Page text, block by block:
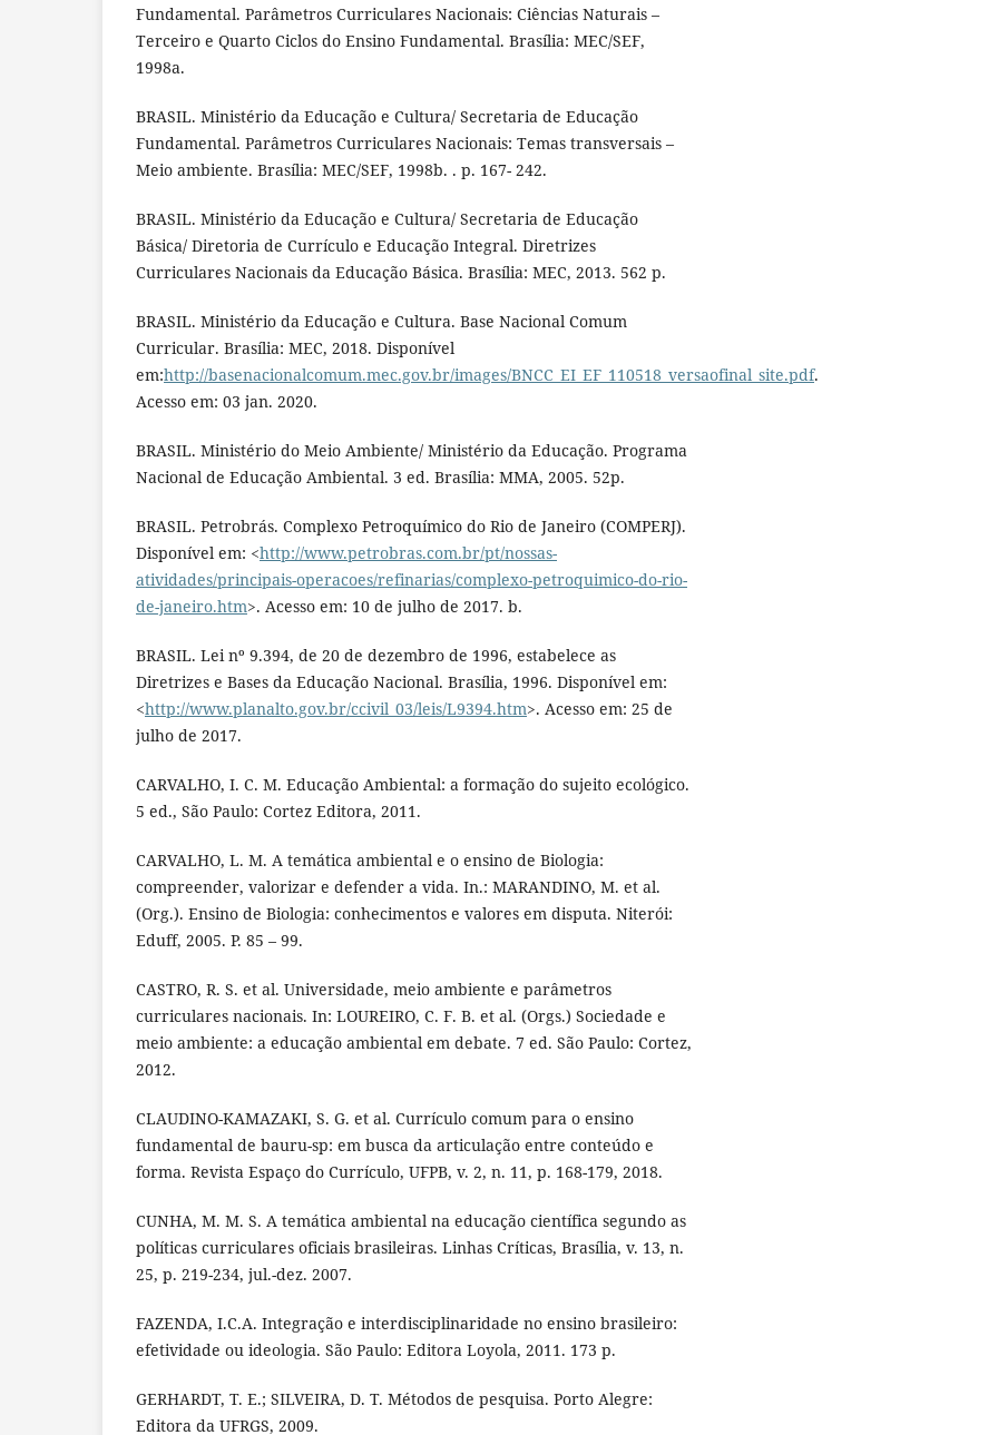
Fundamental. Parâmetros Curriculares Nacionais: Ciências Naturais –
Terceiro e Quarto Ciclos do Ensino Fundamental. Brasília: MEC/SEF,
1998a.
BRASIL. Ministério da Educação e Cultura/ Secretaria de Educação
Fundamental. Parâmetros Curriculares Nacionais: Temas transversais –
Meio ambiente. Brasília: MEC/SEF, 1998b. . p. 167- 242.
BRASIL. Ministério da Educação e Cultura/ Secretaria de Educação
Básica/ Diretoria de Currículo e Educação Integral. Diretrizes
Curriculares Nacionais da Educação Básica. Brasília: MEC, 2013. 562 p.
BRASIL. Ministério da Educação e Cultura. Base Nacional Comum
Curricular. Brasília: MEC, 2018. Disponível
em:http://basenacionalcomum.mec.gov.br/images/BNCC_EI_EF_110518_versaofinal_site.pdf.
Acesso em: 03 jan. 2020.
BRASIL. Ministério do Meio Ambiente/ Ministério da Educação. Programa
Nacional de Educação Ambiental. 3 ed. Brasília: MMA, 2005. 52p.
BRASIL. Petrobrás. Complexo Petroquímico do Rio de Janeiro (COMPERJ).
Disponível em: <http://www.petrobras.com.br/pt/nossas-
atividades/principais-operacoes/refinarias/complexo-petroquimico-do-rio-
de-janeiro.htm>. Acesso em: 10 de julho de 2017. b.
BRASIL. Lei nº 9.394, de 20 de dezembro de 1996, estabelece as
Diretrizes e Bases da Educação Nacional. Brasília, 1996. Disponível em:
<http://www.planalto.gov.br/ccivil_03/leis/L9394.htm>. Acesso em: 25 de
julho de 2017.
CARVALHO, I. C. M. Educação Ambiental: a formação do sujeito ecológico.
5 ed., São Paulo: Cortez Editora, 2011.
CARVALHO, L. M. A temática ambiental e o ensino de Biologia:
compreender, valorizar e defender a vida. In.: MARANDINO, M. et al.
(Org.). Ensino de Biologia: conhecimentos e valores em disputa. Niterói:
Eduff, 2005. P. 85 – 99.
CASTRO, R. S. et al. Universidade, meio ambiente e parâmetros
curriculares nacionais. In: LOUREIRO, C. F. B. et al. (Orgs.) Sociedade e
meio ambiente: a educação ambiental em debate. 7 ed. São Paulo: Cortez,
2012.
CLAUDINO-KAMAZAKI, S. G. et al. Currículo comum para o ensino
fundamental de bauru-sp: em busca da articulação entre conteúdo e
forma. Revista Espaço do Currículo, UFPB, v. 2, n. 11, p. 168-179, 2018.
CUNHA, M. M. S. A temática ambiental na educação científica segundo as
políticas curriculares oficiais brasileiras. Linhas Críticas, Brasília, v. 13, n.
25, p. 219-234, jul.-dez. 2007.
FAZENDA, I.C.A. Integração e interdisciplinaridade no ensino brasileiro:
efetividade ou ideologia. São Paulo: Editora Loyola, 2011. 173 p.
GERHARDT, T. E.; SILVEIRA, D. T. Métodos de pesquisa. Porto Alegre:
Editora da UFRGS, 2009.